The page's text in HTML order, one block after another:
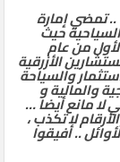
.. تمضي إمارة
حيث
الأول من عام
الأزرقية
والسياحة
والمالية و
لا مانع أيضا …
لا تكذب ،
.. أفيقوا